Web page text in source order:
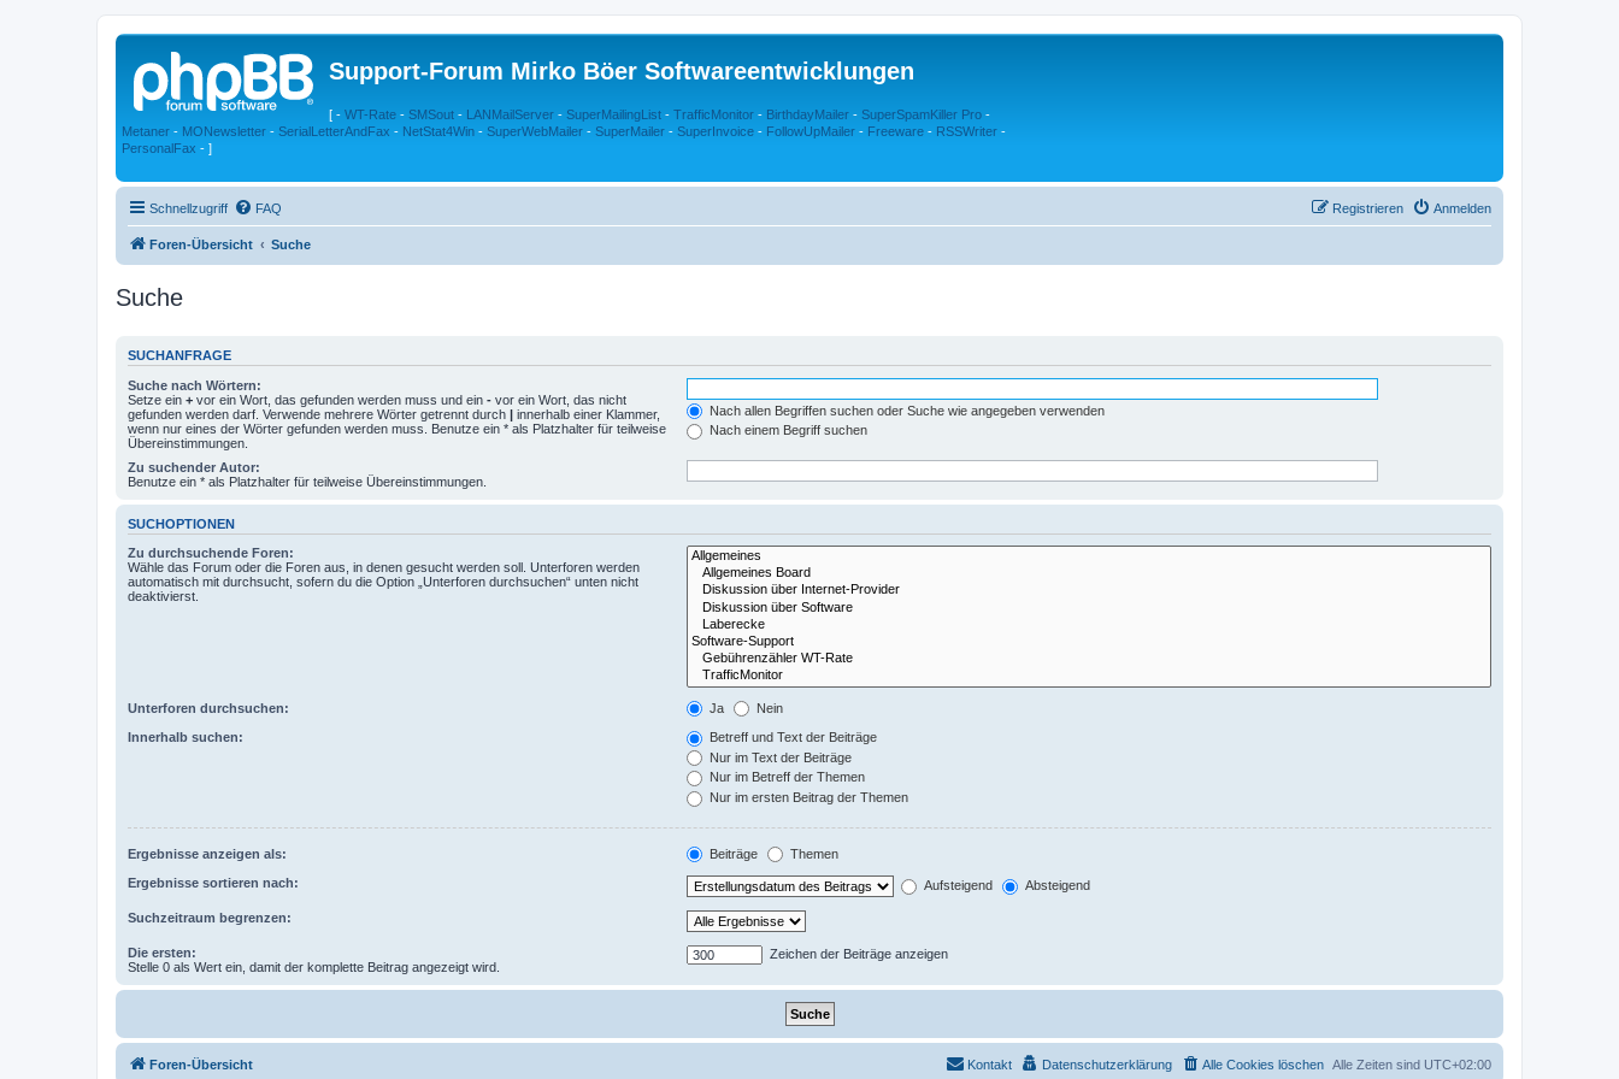
Support-Forum Mirko Böer Softwareentwicklungen
[ - WT-Rate - SMSout - LANMailServer - SuperMailingList - TrafficMonitor - BirthdayMailer - SuperSpamKiller Pro -
Metaner - MONewsletter - SerialLetterAndFax - NetStat4Win - SuperWebMailer - SuperMailer - SuperInvoice - FollowUpMailer - Freeware - RSSWriter -
PersonalFax - ]
Schnellzugriff FAQ Anmelden
Registrieren
Foren-Übersicht Suche
Suche
SUCHANFRAGE
Suche nach Wörtern:
Setze ein + vor ein Wort, das gefunden werden muss und ein - vor ein Wort, das nicht
gefunden werden darf. Verwende mehrere Wörter getrennt durch | innerhalb einer Klammer,
wenn nur eines der Wörter gefunden werden muss. Benutze ein * als Platzhalter für teilweise
Übereinstimmungen.
Nach allen Begriffen suchen oder Suche wie angegeben verwenden
Nach einem Begriff suchen
Zu suchender Autor:
Benutze ein * als Platzhalter für teilweise Übereinstimmungen.
SUCHOPTIONEN
Zu durchsuchende Foren:
Wähle das Forum oder die Foren aus, in denen gesucht werden soll. Unterforen werden
automatisch mit durchsucht, sofern du die Option „Unterforen durchsuchen“ unten nicht
deaktivierst.
Unterforen durchsuchen: Ja Nein
Innerhalb suchen:
Betreff und Text der Beiträge
Nur im Text der Beiträge
Nur im Betreff der Themen
Nur im ersten Beitrag der Themen
Ergebnisse anzeigen als: Beiträge Themen
Ergebnisse sortieren nach: Aufsteigend Absteigend
Suchzeitraum begrenzen:
Die ersten:
Stelle 0 als Wert ein, damit der komplette Beitrag angezeigt wird.
Zeichen der Beiträge anzeigen
Foren-Übersicht Alle Zeiten sind UTC+02:00
Alle Cookies löschen
Datenschutzerklärung
Kontakt